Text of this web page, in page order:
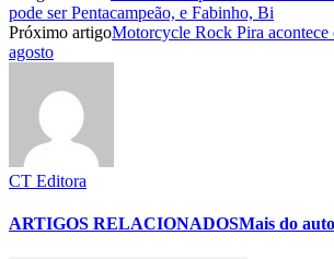
pode ser Pentacampeão, e Fabinho, Bi
Próximo artigoMotorcycle Rock Pira acontece
agosto
CT Editora
ARTIGOS RELACIONADOSMais do